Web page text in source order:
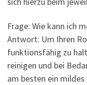
Frage: Wie kann ich
Antwort: Um Ihren
funktionsfähig zu
reinigen und bei
am besten ein mildes